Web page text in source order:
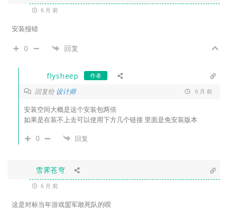
6 月 前
安装报错
0 回复
flysheep 作者
回复给设计师 6 月 前
安装空间大概是这个安装包两倍
如果是在装不上去可以使用下方几个链接 里面是免安装版本
0 回复
雪霁苍穹
6 月 前
这是对标当年游戏盟军敢死队的呗